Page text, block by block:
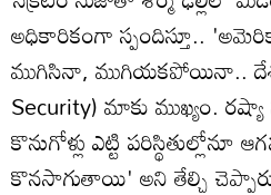
అధికారికంగా స్పందిస్తూ..
ముగిసినా, ముగియకపోయినా.. దేశ
Security) మాకు ముఖ్యం.
కొనుగోళ్లు ఎట్టి
కొనసాగుతాయి' అని తేల్చి